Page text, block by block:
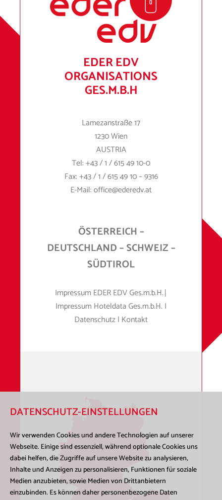
EDER EDV
ORGANISATIONS
GES.M.B.H
Lamezanstraße 17
1230 Wien
AUSTRIA
Tel:+43 / 1 / 615 49 10-0
Fax:+43 / 1 / 615 49 10 – 9316
E-Mail:office@ederedv.at
ÖSTERREICH –
DEUTSCHLAND – SCHWEIZ –
SÜDTIROL
Impressum EDER EDV Ges.m.b.H.
Impressum Hoteldata Ges.m.b.H. |
Datenschutz| Kontakt
DATENSCHUTZ-EINSTELLUNGEN
Wir verwenden Cookies und andere Technologien auf unserer
Webseite. Einige sind essenziell, während optionale Cookies uns
dabei helfen, die Zugriffe auf unsere Website zu analysieren,
Inhalte und Anzeigen zu personalisieren, Funktionen für soziale
Medien anzubieten, sowie Medien von Drittanbietern
einzubinden. Es können daher personenbezogene Daten